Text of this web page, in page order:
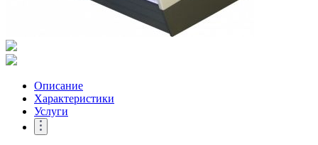
Описание
Характеристики
Услуги